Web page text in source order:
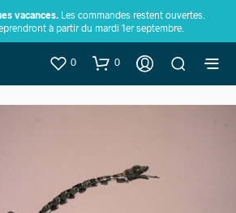
vacances. Les commandes restent ouvertes.
à partir du mardi 1er septembre.
0 0